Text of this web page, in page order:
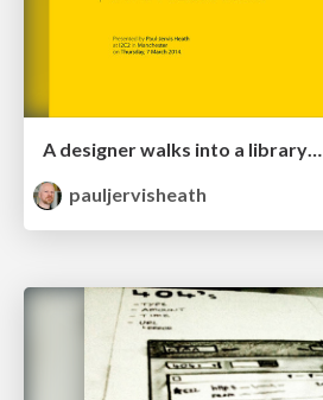
A designer walks into a library…
pauljervisheath